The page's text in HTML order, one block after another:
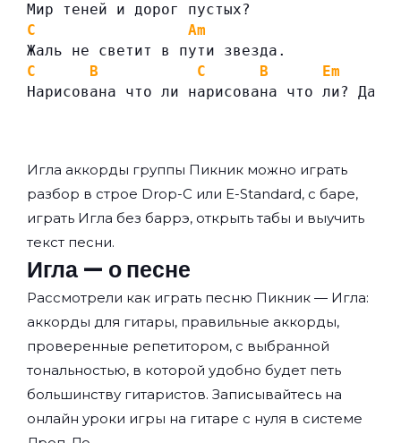
Мир теней и дорог пустых?
C
Am
Жаль не светит в пути звезда.
C
B C B
Em
Нарисована что ли нарисована что ли? Да.
Игла аккорды группы Пикник можно играть
разбор в строе Drop-C или E-Standard, с баре,
играть Игла без баррэ, открыть табы и выучить
текст песни.
Игла — о песне
Рассмотрели как играть песню Пикник — Игла:
аккорды для гитары, правильные аккорды,
проверенные репетитором, с выбранной
тональностью, в которой удобно будет петь
большинству гитаристов. Записывайтесь на
онлайн уроки игры на гитаре с нуля в системе